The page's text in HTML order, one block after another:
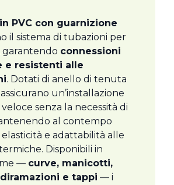
PVC con guarnizione
il sistema di tubazioni per
connessioni
e resistenti alle
. Dotati di anello di tenuta
un’installazione
senza la necessità di
al contempo
elasticità e adattabilità alle
Disponibili in
— curve, manicotti,
e tappi — i